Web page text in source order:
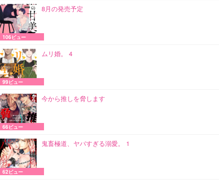
8月の発売予定
106ビュー
ムリ婚。 4
99ビュー
今から推しを脅します
66ビュー
鬼畜極道、ヤバすぎる溺愛。 1
62ビュー